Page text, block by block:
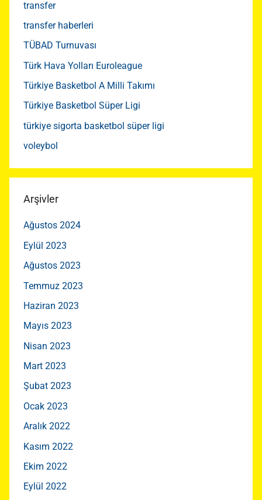
transfer
transfer haberleri
TÜBAD Turnuvası
Türk Hava Yolları Euroleague
Türkiye Basketbol A Milli Takımı
Türkiye Basketbol Süper Ligi
türkiye sigorta basketbol süper ligi
voleybol
Arşivler
Ağustos 2024
Eylül 2023
Ağustos 2023
Temmuz 2023
Haziran 2023
Mayıs 2023
Nisan 2023
Mart 2023
Şubat 2023
Ocak 2023
Aralık 2022
Kasım 2022
Ekim 2022
Eylül 2022